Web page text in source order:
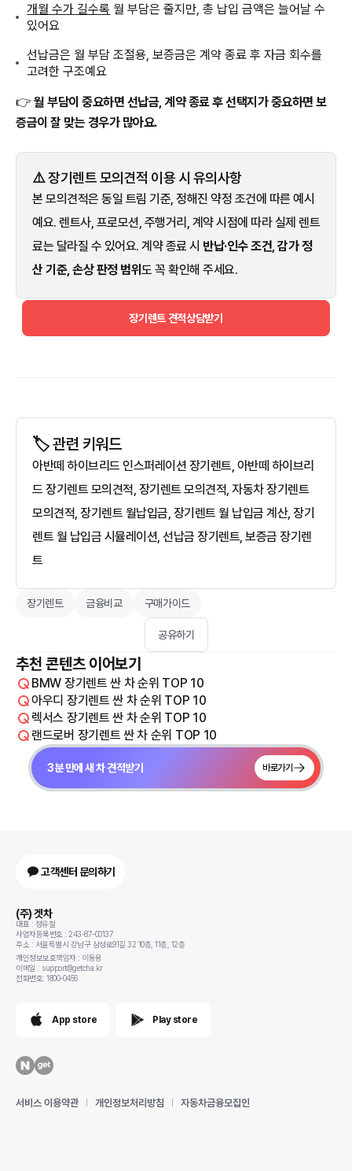
개월 수가 길수록 월 부담은 줄지만, 총 납입 금액은 늘어날 수
있어요
선납금은 월 부담 조절용, 보증금은 계약 종료 후 자금 회수를
고려한 구조예요
👉 월 부담이 중요하면 선납금, 계약 종료 후 선택지가 중요하면 보
증금이 잘 맞는 경우가 많아요.
⚠️ 장기렌트 모의견적 이용 시 유의사항
본 모의견적은 동일 트림 기준, 정해진 약정 조건에 따른 예시
예요. 렌트사, 프로모션, 주행거리, 계약 시점에 따라 실제 렌트
료는 달라질 수 있어요. 계약 종료 시 반납·인수 조건, 감가 정
산 기준, 손상 판정 범위도 꼭 확인해 주세요.
장기렌트 견적상담받기
🏷️ 관련 키워드
아반떼 하이브리드 인스퍼레이션 장기렌트, 아반떼 하이브리
드 장기렌트 모의견적, 장기렌트 모의견적, 자동차 장기렌트
모의견적, 장기렌트 월납입금, 장기렌트 월 납입금 계산, 장기
렌트 월 납입금 시뮬레이션, 선납금 장기렌트, 보증금 장기렌
트
장기렌트 금융비교 구매가이드
공유하기
추천 콘텐츠 이어보기
BMW 장기렌트 싼 차 순위 TOP 10
아우디 장기렌트 싼 차 순위 TOP 10
렉서스 장기렌트 싼 차 순위 TOP 10
랜드로버 장기렌트 싼 차 순위 TOP 10
3분 만에 새 차 견적받기 바로가기
고객센터 문의하기
(주) 겟차
대표 : 정유철
사업자등록번호 : 243-87-00137
주소 : 서울특별시 강남구 삼성로91길 32 10층, 11층, 12층
개인정보보호책임자 : 이동용
이메일 : support@getcha.kr
전화번호: 1800-0456
App store Play store
서비스 이용약관 개인정보처리방침 자동차금융모집인